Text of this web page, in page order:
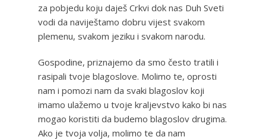
za pobjedu koju daješ Crkvi dok nas Duh Sveti
vodi da naviještamo dobru vijest svakom
plemenu, svakom jeziku i svakom narodu.
Gospodine, priznajemo da smo često tratili i
rasipali tvoje blagoslove. Molimo te, oprosti
nam i pomozi nam da svaki blagoslov koji
imamo ulažemo u tvoje kraljevstvo kako bi nas
mogao koristiti da budemo blagoslov drugima.
Ako je tvoja volja, molimo te da nam